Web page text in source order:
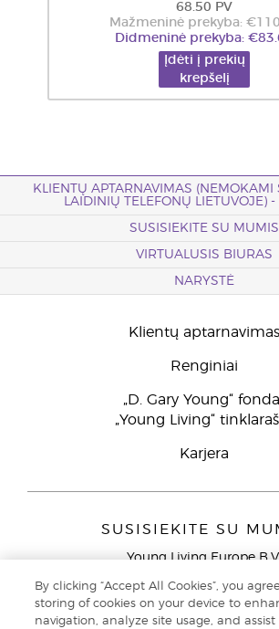
68.50 PV
Mažmeninė prekyba:
Didmeninė prekyba:
Įdėti į prekių
krepšelį
KLIENTŲ APTARNAVIMAS (NEMOKAMI
LAIDINIŲ TELEFONŲ LIETUVOJE)
SUSISIEKITE SU MUMIS
VIRTUALUSIS BIURAS
NARYSTĖ
Klientų aptarnavimas
Renginiai
„D. Gary Young“
„Young Living“
Karjera
SUSISIEKITE SU
Young Living Europe
9727 AJ Groningen
By clicking “Accept All Cookies”, you
storing of cookies on your device to
navigation, analyze site usage, and assist